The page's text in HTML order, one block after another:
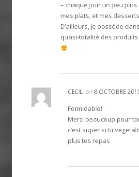
– chaque jour un peu
mes plats, et mes
D’ailleurs, je possède
quasi-totalité des
CECIL on 8 OCTOBRE
Formidable!
Merci beaucoup pour
c’est super si tu
plus tes repas